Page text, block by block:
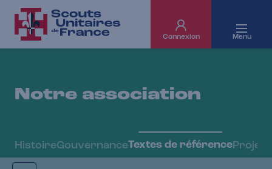
Connexion Menu
Notre association
HistoireGouvernanceTextes de référenceProjet